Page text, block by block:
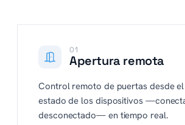
01
Apertura remota
Control remoto de puertas desde
estado de los dispositivos
desconectado— en tiempo real.